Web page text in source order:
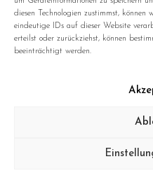
diesen Technologien zustimmst,
eindeutige IDs auf dieser Website
erteilst oder zurückziehst, können
beeinträchtigt werden.